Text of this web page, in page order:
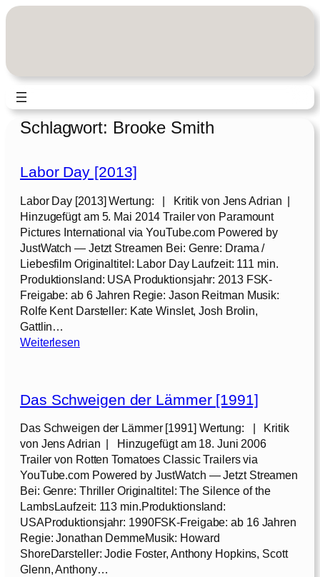
Zum
Schlagwort: Brooke Smith
Labor Day [2013]
Labor Day [2013] Wertung: | Kritik von Jens Adrian |
Hinzugefügt am 5. Mai 2014 Trailer von Paramount
Pictures International via YouTube.com Powered by
JustWatch — Jetzt Streamen Bei: Genre: Drama /
Liebesfilm Originaltitel: Labor Day Laufzeit: 111 min.
Produktionsland: USA Produktionsjahr: 2013 FSK-
Freigabe: ab 6 Jahren Regie: Jason Reitman Musik:
Rolfe Kent Darsteller: Kate Winslet, Josh Brolin,
Gattlin…
Weiterlesen:
o
D
a
y
[
2
0
1
3
]
Das Schweigen der Lämmer [1991]
Das Schweigen der Lämmer [1991] Wertung: | Kritik
von Jens Adrian | Hinzugefügt am 18. Juni 2006
Trailer von Rotten Tomatoes Classic Trailers via
YouTube.com Powered by JustWatch — Jetzt Streamen
Bei: Genre: Thriller Originaltitel: The Silence of the
LambsLaufzeit: 113 min.Produktionsland:
USAProduktionsjahr: 1990FSK-Freigabe: ab 16 Jahren
Regie: Jonathan DemmeMusik: Howard
ShoreDarsteller: Jodie Foster, Anthony Hopkins, Scott
Glenn, Anthony…